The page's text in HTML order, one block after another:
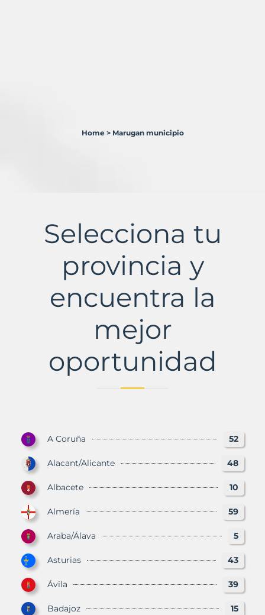
Murbalands
Home > Marugan municipio
Selecciona tu
provincia y
encuentra la
mejor
oportunidad
A Coruña 52
Alacant/Alicante 48
Albacete 10
Almería 59
Araba/Álava 5
Asturias 43
Ávila 39
Badajoz 15